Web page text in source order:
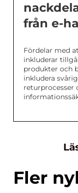
från e-
Fördelar med
inkluderar
produkter och
inkludera
returprocesser
Fler